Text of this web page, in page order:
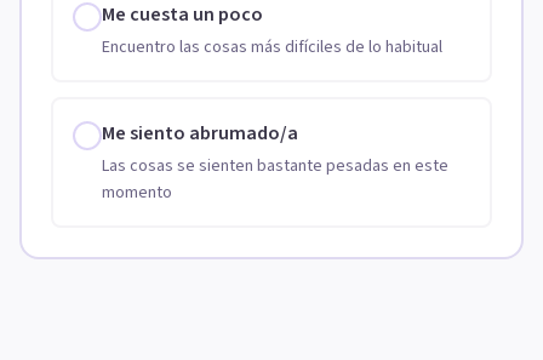
Me cuesta un poco
Encuentro las cosas más difíciles de lo habitual
Me siento abrumado/a
Las cosas se sienten bastante pesadas en este
momento